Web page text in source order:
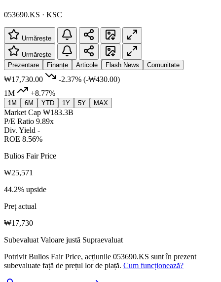
053690.KS · KSC
Urmărește
Urmărește
Prezentare
Finanțe Articole Flash News Comunitate
₩17,730.00 -2.37% (-₩430.00)
1M
+8.77%
1M 6M YTD 1Y 5Y MAX
Market Cap ₩183.3B
P/E Ratio 9.89x
Div. Yield -
ROE 8.56%
Bulios Fair Price
₩25,571
44.2% upside
Preț actual
₩17,730
Subevaluat Valoare justă Supraevaluat
Potrivit Bulios Fair Price, acțiunile 053690.KS sunt în prezent
subevaluate față de prețul lor de piață. Cum funcționează?